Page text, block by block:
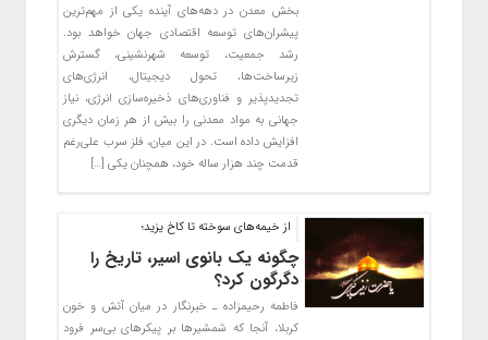
بخش معدن در دهه‌های آینده یکی از مهم‌ترین
پیشران‌های توسعه اقتصادی جهان خواهد بود.
رشد جمعیت، توسعه شهرنشینی، گسترش
زیرساخت‌ها، تحول دیجیتال، انرژی‌های
تجدیدپذیر و فناوری‌های ذخیره‌سازی انرژی، نیاز
جهانی به مواد معدنی را بیش از هر زمان دیگری
افزایش داده است. در این میان، فلز سرب علی‌رغم
قدمت چند هزار ساله خود، همچنان یکی […]
از خیمه‌های سوخته تا کاخ یزید؛
چگونه یک بانوی اسیر، تاریخ را
دگرگون کرد؟
فاطمه رحیمزاده ـ خبرنگار در میان آتش و خون
کربلا، آنجا که شمشیرها بر پیکرهای بی‌سر فرود